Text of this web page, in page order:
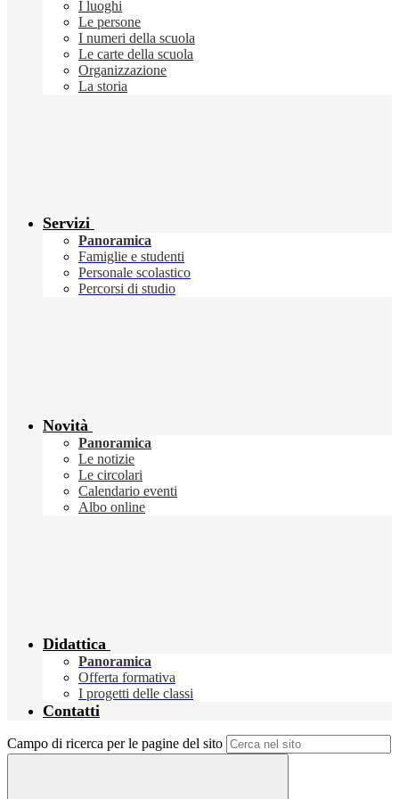
I luoghi
Le persone
I numeri della scuola
Le carte della scuola
Organizzazione
La storia
Servizi
Panoramica
Famiglie e studenti
Personale scolastico
Percorsi di studio
Novità
Panoramica
Le notizie
Le circolari
Calendario eventi
Albo online
Didattica
Panoramica
Offerta formativa
I progetti delle classi
Contatti
Campo di ricerca per le pagine del sito